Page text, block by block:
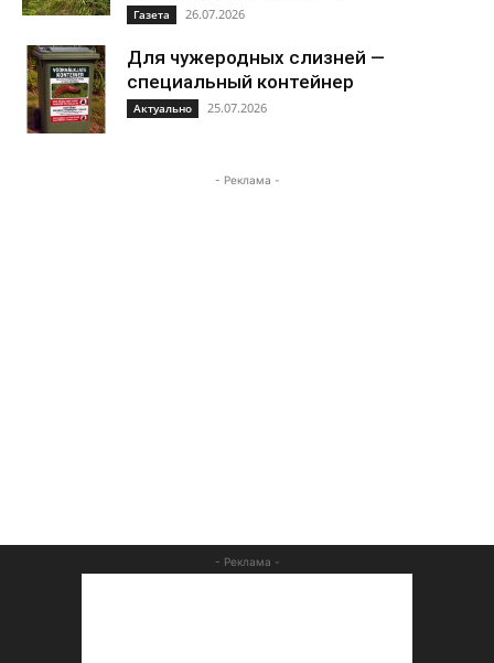
Газета 26.07.2026
Для чужеродных слизней —
специальный контейнер
Актуально 25.07.2026
- Реклама -
- Реклама -